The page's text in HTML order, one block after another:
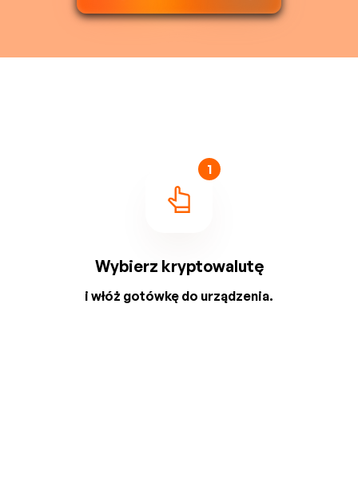
1
Wybierz kryptowalutę
i włóż gotówkę do urządzenia.